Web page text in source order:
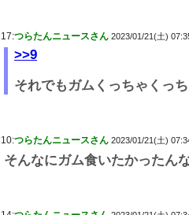
17:つらたんニュースさん 2023/01/21(土)
>>9
それでもガムくっちゃくっ
10:つらたんニュースさん 2023/01/21(土)
そんなにガム食いたかったん